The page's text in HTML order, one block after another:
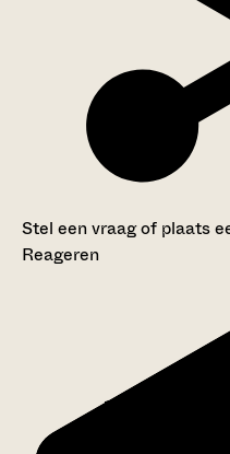
Stel een vraag of plaats
Reageren